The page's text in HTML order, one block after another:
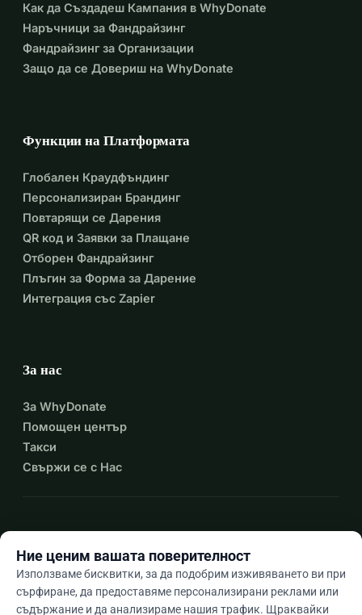
Как да Създадеш Кампания в WhyDonate
Наръчници за Фандрайзинг
Фандрайзинг за Организации
Защо да се Довериш на WhyDonate
Функции на Платформата
Глобален Краудфъндинг
Персонализиран Брандинг
Повтарящи се Дарения
QR код и Заявки за Плащане
Отборен Фандрайзинг
Плъгин за Форма за Дарение
Интеграция със Zapier
За нас
За WhyDonate
Помощен център
Такси
Свържи се с Нас
Ние ценим вашата поверителност
Използваме бисквитки, за да подобрим изживяването ви при
сърфиране, да предоставяме персонализирани реклами или
съдържание и да анализираме нашия трафик. Щраквайки